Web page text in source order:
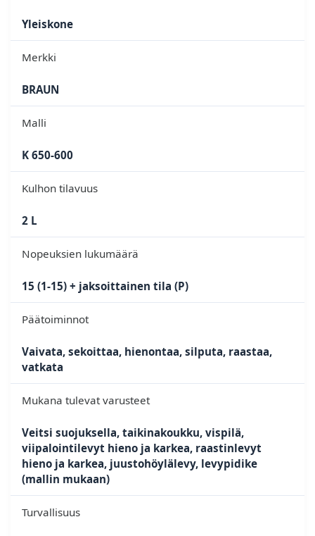
Yleiskone
Merkki
BRAUN
Malli
K 650-600
Kulhon tilavuus
2 L
Nopeuksien lukumäärä
15 (1-15) + jaksoittainen tila (P)
Päätoiminnot
Vaivata, sekoittaa, hienontaa, silputa, raastaa,
vatkata
Mukana tulevat varusteet
Veitsi suojuksella, taikinakoukku, vispilä,
viipalointilevyt hieno ja karkea, raastinlevyt
hieno ja karkea, juustohöylälevy, levypidike
(mallin mukaan)
Turvallisuus